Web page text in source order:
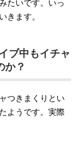
たいです。いっ
きます。
ブ中もイチャ
か？
つきまくりとい
ようです。実際